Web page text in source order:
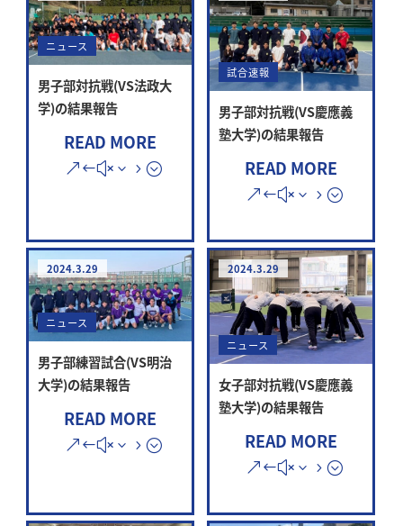
ニュース
男子部対抗戦(VS法政大
学)の結果報告
READ MORE
試合速報
男子部対抗戦(VS慶應義
塾大学)の結果報告
READ MORE
2024.3.29
ニュース
男子部練習試合(VS明治
大学)の結果報告
READ MORE
2024.3.29
ニュース
女子部対抗戦(VS慶應義
塾大学)の結果報告
READ MORE